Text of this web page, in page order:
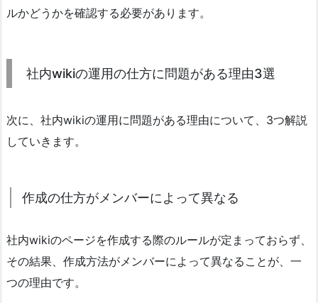
ルかどうかを確認する必要があります。
社内wikiの運用の仕方に問題がある理由3選
次に、社内wikiの運用に問題がある理由について、3つ解説
していきます。
作成の仕方がメンバーによって異なる
社内wikiのページを作成する際のルールが定まっておらず、
その結果、作成方法がメンバーによって異なることが、一
つの理由です。